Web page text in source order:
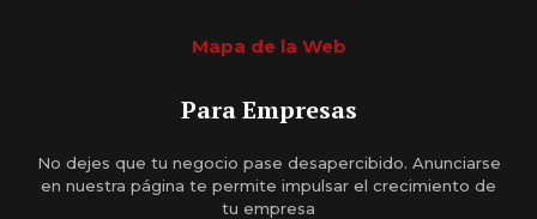
Mapa de la Web
Para Empresas
No dejes que tu negocio pase desapercibido. Anunciarse
en nuestra página te permite impulsar el crecimiento de
tu empresa